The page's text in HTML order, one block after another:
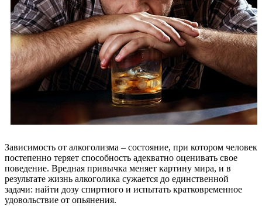
Зависимость от алкоголизма – состояние, при котором человек
постепенно теряет способность адекватно оценивать свое
поведение. Вредная привычка меняет картину мира, и в
результате жизнь алкоголика сужается до единственной
задачи: найти дозу спиртного и испытать кратковременное
удовольствие от опьянения.